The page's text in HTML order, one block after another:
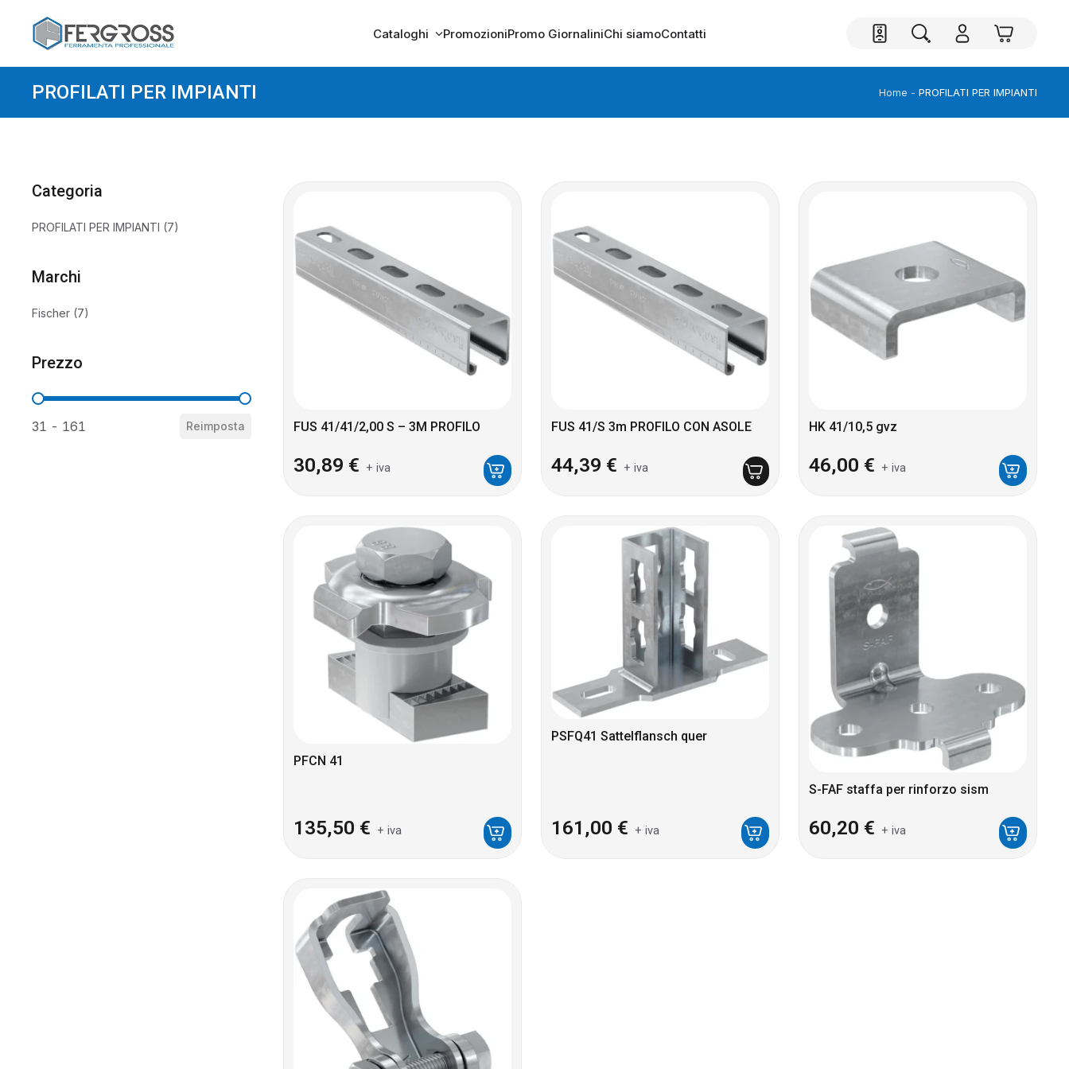
Cataloghi PromozioniPromo GiornaliniChi siamoContatti
PROFILATI PER IMPIANTI Home PROFILATI PER IMPIANTI
Categoria
Categoria
PROFILATI PER IMPIANTI (7)
Marchi
Marchi
Fischer (7)
Prezzo
Prezzo
31 - 161 Reimposta FUS 41/41/2,00 S – 3M PROFILO
30,89 € + iva
FUS 41/S 3m PROFILO CON ASOLE
44,39 € + iva
HK 41/10,5 gvz
46,00 € + iva
PFCN 41
135,50 € + iva
PSFQ41 Sattelflansch quer
161,00 € + iva
S-FAF staffa per rinforzo sism
60,20 € + iva